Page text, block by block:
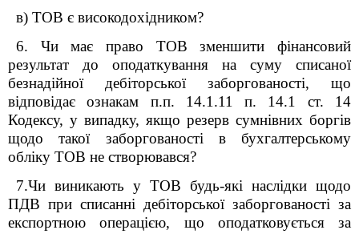
в) ТОВ є високодохідником?
6. Чи має право ТОВ зменшити фінансовий
результат до оподаткування на суму списаної
безнадійної дебіторської заборгованості, що
відповідає ознакам п.п. 14.1.11 п. 14.1 ст. 14
Кодексу, у випадку, якщо резерв сумнівних боргів
щодо такої заборгованості в бухгалтерському
обліку ТОВ не створювався?
7.Чи виникають у ТОВ будь-які наслідки щодо
ПДВ при списанні дебіторської заборгованості за
експортною операцією, що оподатковується за